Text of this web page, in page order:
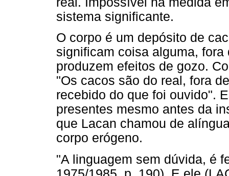
sistema significante.
O corpo é um depósito de
significam coisa alguma,
produzem efeitos de gozo.
"Os cacos são do real, fora
recebido do que foi ouvido".
presentes mesmo antes da
que Lacan chamou de
corpo erógeno.
"A linguagem sem dúvida, é